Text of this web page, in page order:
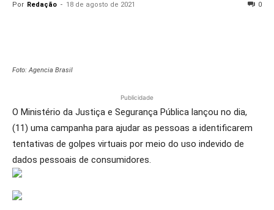
Por Redação - 18 de agosto de 2021 0
Foto: Agencia Brasil
Publicidade
O Ministério da Justiça e Segurança Pública lançou no dia,
(11) uma campanha para ajudar as pessoas a identificarem
tentativas de golpes virtuais por meio do uso indevido de
dados pessoais de consumidores.